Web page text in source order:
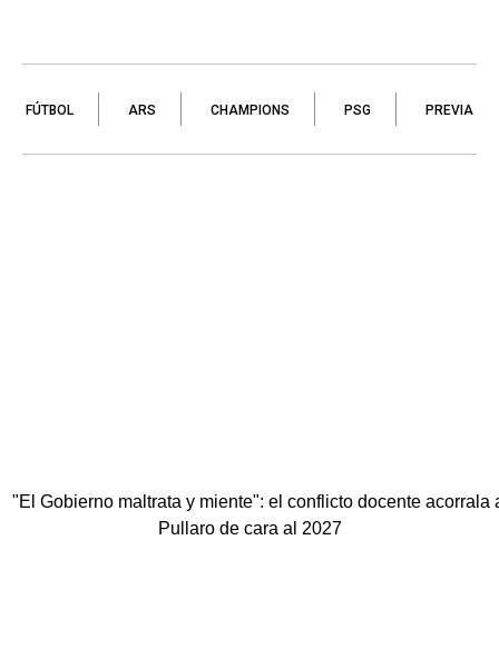
FÚTBOL ARS CHAMPIONS PSG PREVIA